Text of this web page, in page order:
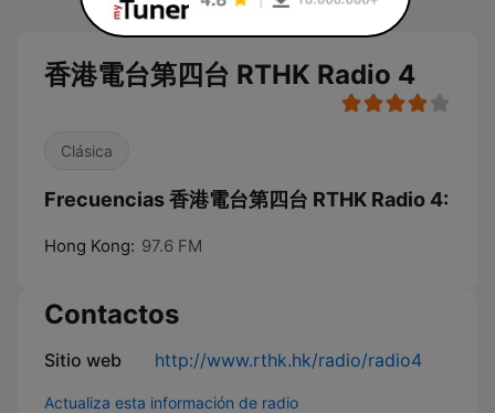
香港電台第四台 RTHK Radio 4
Clásica
Frecuencias 香港電台第四台 RTHK Radio 4:
Hong Kong: 97.6 FM
Contactos
Sitio web http://www.rthk.hk/radio/radio4
Actualiza esta información de radio